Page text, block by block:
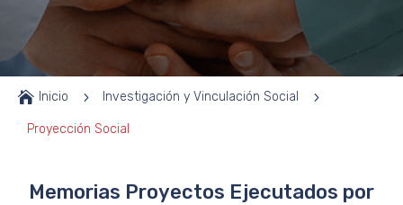
 Inicio 5 Investigación y Vinculación Social 5
Proyección Social
Memorias Proyectos Ejecutados por